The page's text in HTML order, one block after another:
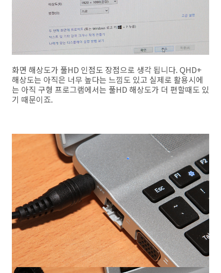
화면 해상도가 풀HD 인점도 장점으로 생각 됩니다. QHD+
해상도는 아직은 너무 높다는 느낌도 있고 실제로 활용시에
는 아직 구형 프로그램에서는 풀HD 해상도가 더 편할때도 있
기 때문이죠.